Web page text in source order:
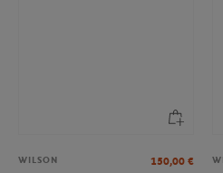
WILSON 150,00 €